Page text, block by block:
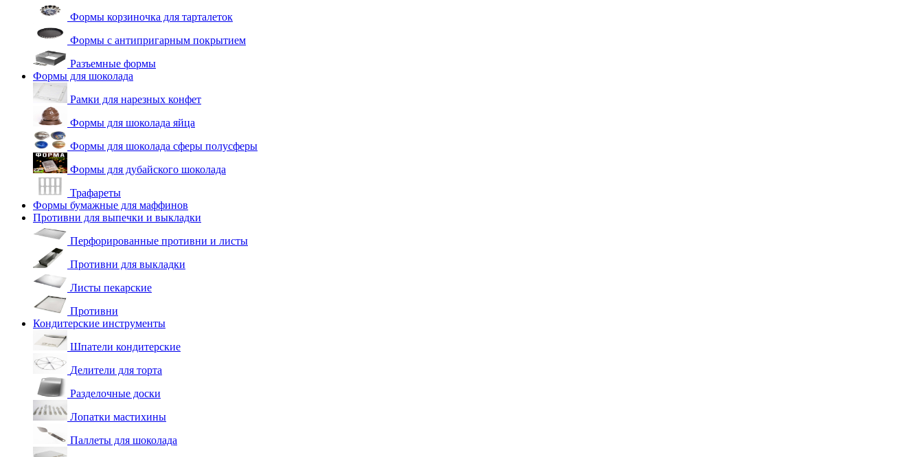
Формы корзиночка для тарталеток
Формы с антипригарным покрытием
Разъемные формы
Формы для шоколада
Рамки для нарезных конфет
Формы для шоколада яйца
Формы для шоколада сферы полусферы
Формы для дубайского шоколада
Трафареты
Формы бумажные для маффинов
Противни для выпечки и выкладки
Перфорированные противни и листы
Противни для выкладки
Листы пекарские
Противни
Кондитерские инструменты
Шпатели кондитерские
Делители для торта
Разделочные доски
Лопатки мастихины
Паллеты для шоколада